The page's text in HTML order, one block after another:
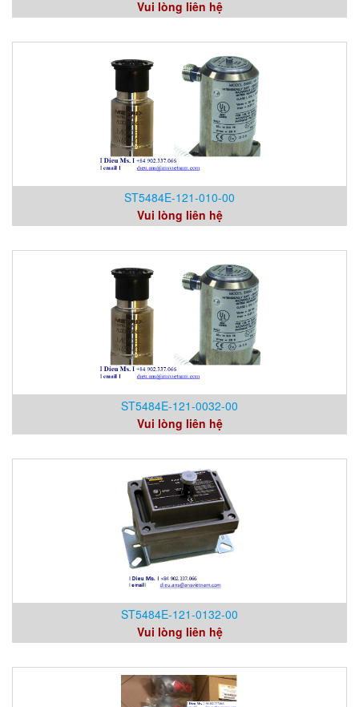
Vui lòng liên hệ
ST5484E-121-010-00
Vui lòng liên hệ
ST5484E-121-0032-00
Vui lòng liên hệ
ST5484E-121-0132-00
Vui lòng liên hệ